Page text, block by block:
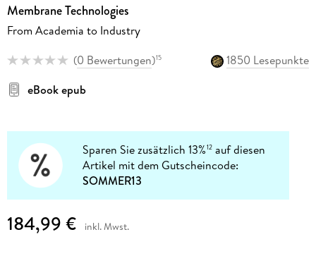
Membrane Technologies
From Academia to Industry
(0 Bewertungen)15
1850 Lesepunkte
eBook epub
Sparen Sie zusätzlich 13%12 auf diesen
Artikel mit dem Gutscheincode:
SOMMER13
184,99 € inkl. Mwst.